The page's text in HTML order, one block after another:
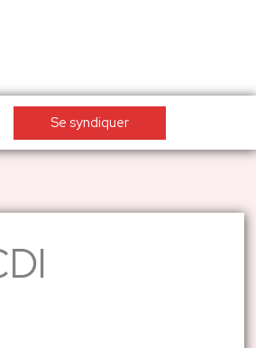
Se syndiquer